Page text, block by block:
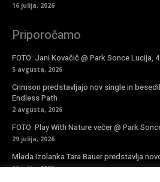
16 julija, 2026
Priporočamo
FOTO: Jani Kovačič @ Park Sonce Lucija,
5 avgusta, 2026
Crimson predstavljajo nov single in
Endless Path
2 avgusta, 2026
FOTO: Play With Nature večer @ Park
29 julija, 2026
Mlada Izolanka Tara Bauer predstavlja
16 julija, 2026